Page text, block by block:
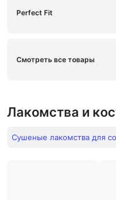
Perfect Fit
Смотреть все товары
Лакомства и
Сушеные лакомства для